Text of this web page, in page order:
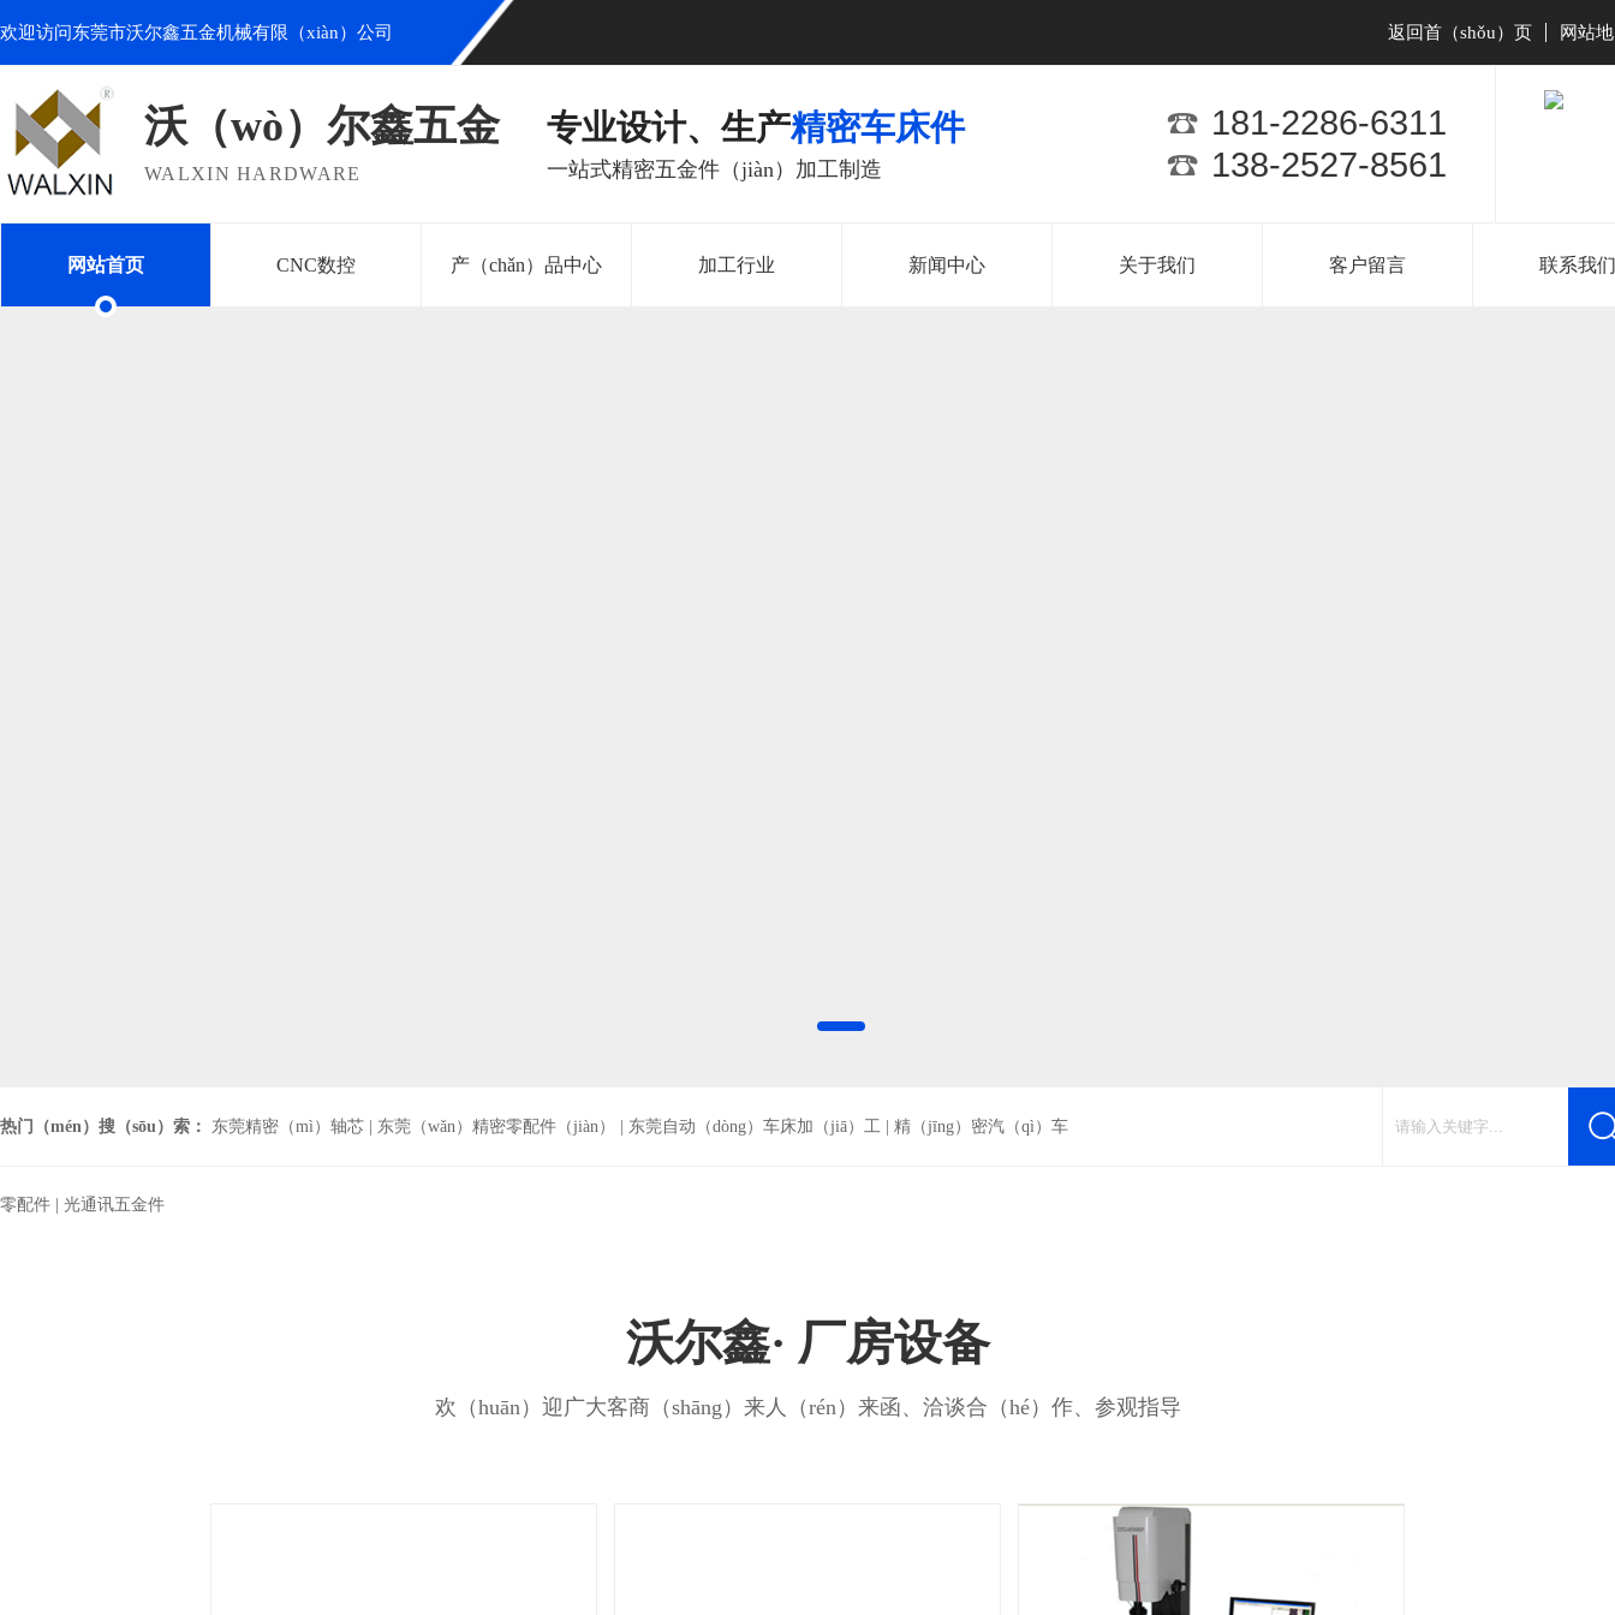
欢迎访问东莞市沃尔鑫五金机械有限（xiàn）公司 返回首（shǒu）页 网站
沃（wò）尔鑫五金
WALXIN HARDWARE
专业设计、生产精密车床件
一站式精密五金件（jiàn）加工制造
181-2286-6311
138-2527-8561
网站首页 CNC数控 产（chǎn）品中心 加工行业 新闻中心 关于我们 客户留言 联系我们
热门（mén）搜（sōu）索： 东莞精密（mì）轴芯 东莞（wǎn）精密零配件（jiàn） 东莞自动（dòng）车床加（jiā）工 精（jīng）密汽（qì）车
零配件 光通讯五金件
沃尔鑫· 厂房设备
欢（huān）迎广大客商（shāng）来人（rén）来函、洽谈合（hé）作、参观指导